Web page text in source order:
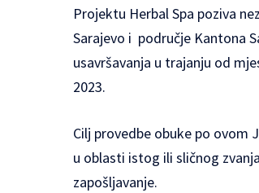
Projektu Herbal Spa poziva
Sarajevo i područje Kantona
usavršavanja u trajanju od
2023.
Cilj provedbe obuke po ovom
u oblasti istog ili sličnog
zapošljavanje.